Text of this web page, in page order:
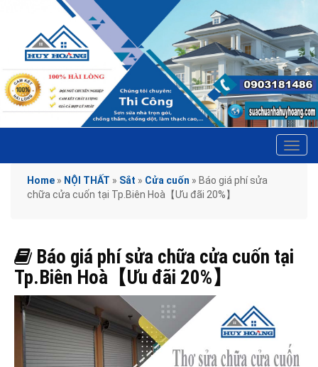
Home » NỘI THẤT » Sắt » Cửa cuốn » Báo giá phí sửa
chữa cửa cuốn tại Tp.Biên Hoà【Ưu đãi 20%】
Báo giá phí sửa chữa cửa cuốn tại
Tp.Biên Hoà【Ưu đãi 20%】